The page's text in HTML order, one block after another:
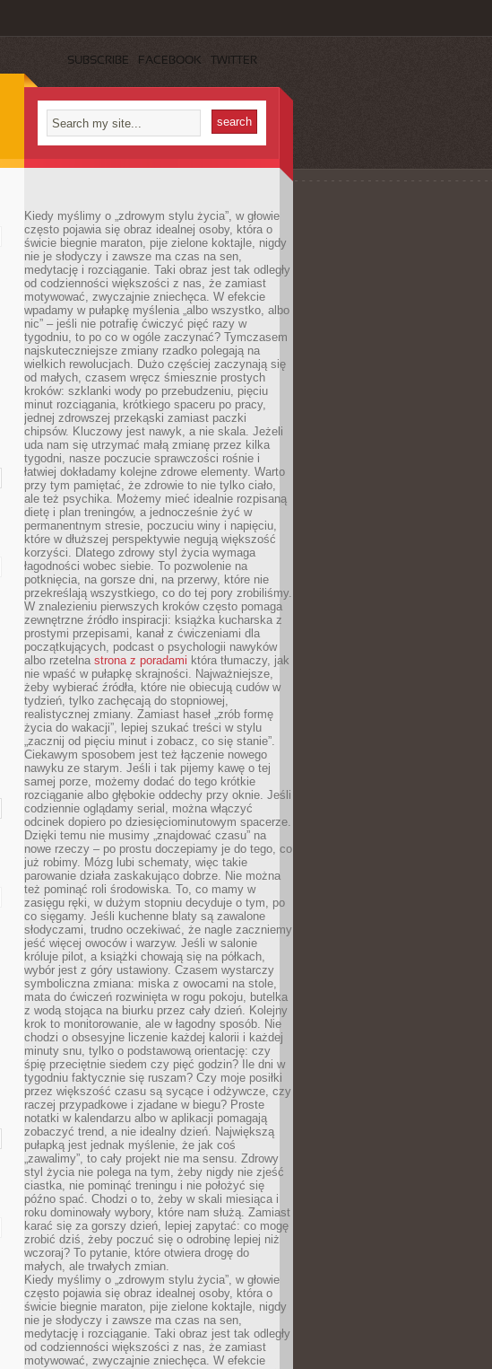
SUBSCRIBE FACEBOOK TWITTER
Kiedy myślimy o „zdrowym stylu życia”, w głowie
często pojawia się obraz idealnej osoby, która o
świcie biegnie maraton, pije zielone koktajle, nigdy
nie je słodyczy i zawsze ma czas na sen,
medytację i rozciąganie. Taki obraz jest tak odległy
od codzienności większości z nas, że zamiast
motywować, zwyczajnie zniechęca. W efekcie
wpadamy w pułapkę myślenia „albo wszystko, albo
nic” – jeśli nie potrafię ćwiczyć pięć razy w
tygodniu, to po co w ogóle zaczynać? Tymczasem
najskuteczniejsze zmiany rzadko polegają na
wielkich rewolucjach. Dużo częściej zaczynają się
od małych, czasem wręcz śmiesznie prostych
kroków: szklanki wody po przebudzeniu, pięciu
minut rozciągania, krótkiego spaceru po pracy,
jednej zdrowszej przekąski zamiast paczki
chipsów. Kluczowy jest nawyk, a nie skala. Jeżeli
uda nam się utrzymać małą zmianę przez kilka
tygodni, nasze poczucie sprawczości rośnie i
łatwiej dokładamy kolejne zdrowe elementy. Warto
przy tym pamiętać, że zdrowie to nie tylko ciało,
ale też psychika. Możemy mieć idealnie rozpisaną
dietę i plan treningów, a jednocześnie żyć w
permanentnym stresie, poczuciu winy i napięciu,
które w dłuższej perspektywie negują większość
korzyści. Dlatego zdrowy styl życia wymaga
łagodności wobec siebie. To pozwolenie na
potknięcia, na gorsze dni, na przerwy, które nie
przekreślają wszystkiego, co do tej pory zrobiliśmy.
W znalezieniu pierwszych kroków często pomaga
zewnętrzne źródło inspiracji: książka kucharska z
prostymi przepisami, kanał z ćwiczeniami dla
początkujących, podcast o psychologii nawyków
albo rzetelna strona z poradami która tłumaczy, jak
nie wpaść w pułapkę skrajności. Najważniejsze,
żeby wybierać źródła, które nie obiecują cudów w
tydzień, tylko zachęcają do stopniowej,
realistycznej zmiany. Zamiast haseł „zrób formę
życia do wakacji”, lepiej szukać treści w stylu
„zacznij od pięciu minut i zobacz, co się stanie”.
Ciekawym sposobem jest też łączenie nowego
nawyku ze starym. Jeśli i tak pijemy kawę o tej
samej porze, możemy dodać do tego krótkie
rozciąganie albo głębokie oddechy przy oknie. Jeśli
codziennie oglądamy serial, można włączyć
odcinek dopiero po dziesięciominutowym spacerze.
Dzięki temu nie musimy „znajdować czasu” na
nowe rzeczy – po prostu doczepiamy je do tego, co
już robimy. Mózg lubi schematy, więc takie
parowanie działa zaskakująco dobrze. Nie można
też pominąć roli środowiska. To, co mamy w
zasięgu ręki, w dużym stopniu decyduje o tym, po
co sięgamy. Jeśli kuchenne blaty są zawalone
słodyczami, trudno oczekiwać, że nagle zaczniemy
jeść więcej owoców i warzyw. Jeśli w salonie
króluje pilot, a książki chowają się na półkach,
wybór jest z góry ustawiony. Czasem wystarczy
symboliczna zmiana: miska z owocami na stole,
mata do ćwiczeń rozwinięta w rogu pokoju, butelka
z wodą stojąca na biurku przez cały dzień. Kolejny
krok to monitorowanie, ale w łagodny sposób. Nie
chodzi o obsesyjne liczenie każdej kalorii i każdej
minuty snu, tylko o podstawową orientację: czy
śpię przeciętnie siedem czy pięć godzin? Ile dni w
tygodniu faktycznie się ruszam? Czy moje posiłki
przez większość czasu są sycące i odżywcze, czy
raczej przypadkowe i zjadane w biegu? Proste
notatki w kalendarzu albo w aplikacji pomagają
zobaczyć trend, a nie idealny dzień. Największą
pułapką jest jednak myślenie, że jak coś
„zawalimy”, to cały projekt nie ma sensu. Zdrowy
styl życia nie polega na tym, żeby nigdy nie zjeść
ciastka, nie pominąć treningu i nie położyć się
późno spać. Chodzi o to, żeby w skali miesiąca i
roku dominowały wybory, które nam służą. Zamiast
karać się za gorszy dzień, lepiej zapytać: co mogę
zrobić dziś, żeby poczuć się o odrobinę lepiej niż
wczoraj? To pytanie, które otwiera drogę do
małych, ale trwałych zmian.
Kiedy myślimy o „zdrowym stylu życia”, w głowie
często pojawia się obraz idealnej osoby, która o
świcie biegnie maraton, pije zielone koktajle, nigdy
nie je słodyczy i zawsze ma czas na sen,
medytację i rozciąganie. Taki obraz jest tak odległy
od codzienności większości z nas, że zamiast
motywować, zwyczajnie zniechęca. W efekcie